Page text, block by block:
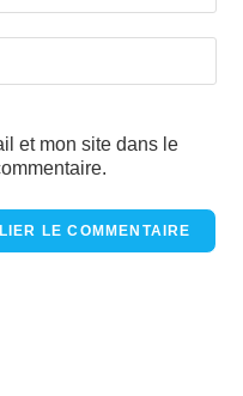
et mon site dans le